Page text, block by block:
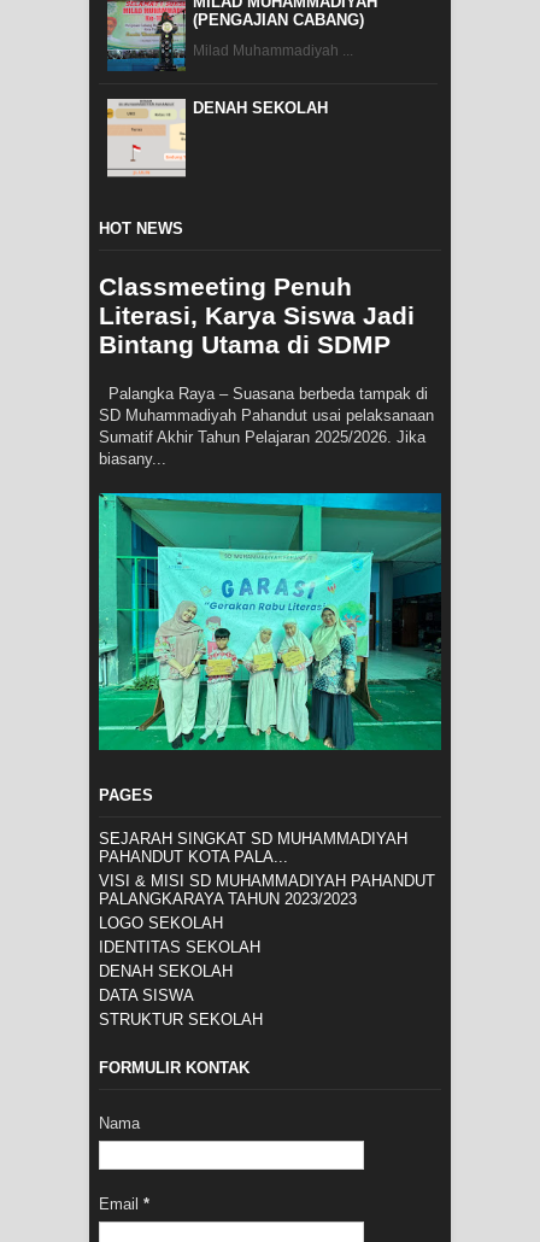
(PENGAJIAN CABANG)
Milad Muhammadiyah ...
DENAH SEKOLAH
HOT NEWS
Classmeeting Penuh
Literasi, Karya Siswa Jadi
Bintang Utama di SDMP
Palangka Raya – Suasana berbeda tampak di
SD Muhammadiyah Pahandut usai pelaksanaan
Sumatif Akhir Tahun Pelajaran 2025/2026. Jika
biasany...
PAGES
SEJARAH SINGKAT SD MUHAMMADIYAH
PAHANDUT KOTA PALA...
VISI & MISI SD MUHAMMADIYAH PAHANDUT
PALANGKARAYA TAHUN 2023/2023
LOGO SEKOLAH
IDENTITAS SEKOLAH
DENAH SEKOLAH
DATA SISWA
STRUKTUR SEKOLAH
FORMULIR KONTAK
Nama
Email *